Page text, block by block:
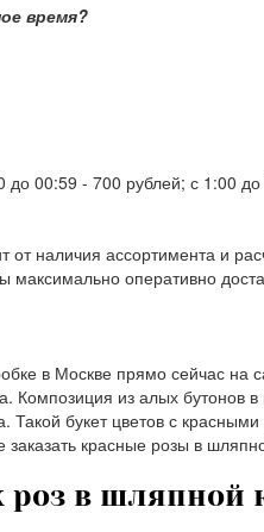
время?
до 00:59 - 700 рублей; с 1:00
от наличия ассортимента и
максимально оперативно
в Москве прямо сейчас на
Композиция из алых бутонов
букет цветов с
красные розы в
в шляпной